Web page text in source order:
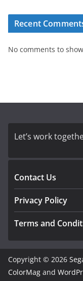
Recent
No comments to
Let’s work
Contact Us
Privacy Policy
Terms and
Copyright © 2026
ColorMag and